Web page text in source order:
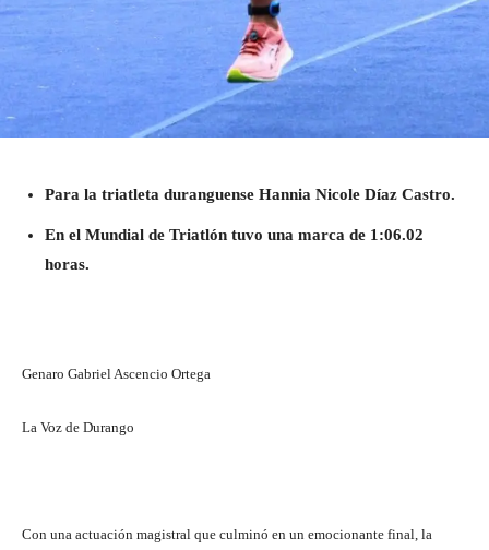
Para la triatleta duranguense Hannia Nicole Díaz Castro.
En el Mundial de Triatlón tuvo una marca de 1:06.02
horas.
Genaro Gabriel Ascencio Ortega
La Voz de Durango
Con una actuación magistral que culminó en un emocionante final, la